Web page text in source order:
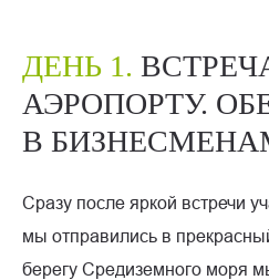
ДЕНЬ 1.
АЭРОПОРТУ.
В
Сразу после яркой встречи
мы отправились в
берегу Средиземного моря